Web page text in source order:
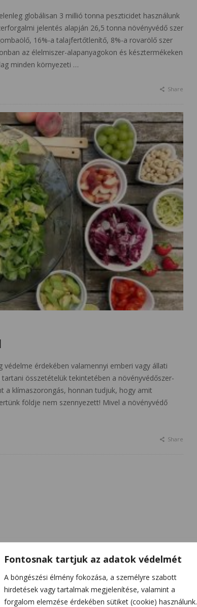
Fontosnak tartjuk az adatok védelmét
A böngészési élmény fokozása, a személyre szabott
hirdetések vagy tartalmak megjelenítése, valamint a
forgalom elemzése érdekében sütiket (cookie) használunk.
globálisan 3 millió tonna peszticidet használunk
jelentés alapján 26,5 tonna növényvédő szer
16%-a talajfertőtlenítő, 8%-a rovarölő szer
az élelmiszer-alapanyagokon és késztermékeken
minden környezeti …
Share
védelme érdekében valamennyi emberi vagy állati
összetételük tekintetében a növényvédőszer-
a klímaszorongás, honnan tudjuk, hogy amit
földje nem szennyezett! Mivel a növényvédő
Share